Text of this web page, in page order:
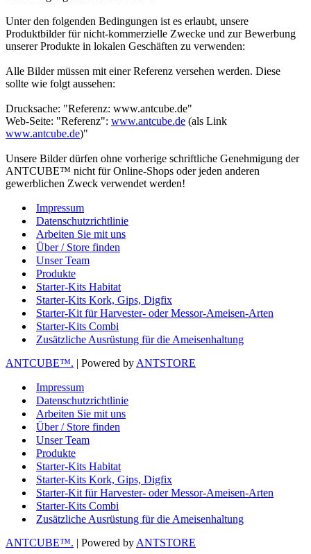
Unter den folgenden Bedingungen ist es erlaubt, unsere
Produktbilder für nicht-kommerzielle Zwecke und zur Bewerbung
unserer Produkte in lokalen Geschäften zu verwenden:
Alle Bilder müssen mit einer Referenz versehen werden. Diese
sollte wie folgt aussehen:
Drucksache: "Referenz: www.antcube.de"
Web-Seite: "Referenz": www.antcube.de (als Link
www.antcube.de)"
Unsere Bilder dürfen ohne vorherige schriftliche Genehmigung der
ANTCUBE™ nicht für Online-Shops oder jeden anderen
gewerblichen Zweck verwendet werden!
Impressum
Datenschutzrichtlinie
Arbeiten Sie mit uns
Über / Store finden
Unser Team
Produkte
Starter-Kits Habitat
Starter-Kits Kork, Gips, Digfix
Starter-Kit für Harvester- oder Messor-Ameisen-Arten
Starter-Kits Combi
Zusätzliche Ausrüstung für die Ameisenhaltung
ANTCUBE™. | Powered by ANTSTORE
Impressum
Datenschutzrichtlinie
Arbeiten Sie mit uns
Über / Store finden
Unser Team
Produkte
Starter-Kits Habitat
Starter-Kits Kork, Gips, Digfix
Starter-Kit für Harvester- oder Messor-Ameisen-Arten
Starter-Kits Combi
Zusätzliche Ausrüstung für die Ameisenhaltung
ANTCUBE™. | Powered by ANTSTORE